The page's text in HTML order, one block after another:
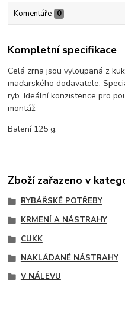
Komentáře 0
Kompletní specifikace
Celá zrna jsou vyloupaná z
maďarského dodavatele.
ryb. Ideální konzistence pro
montáž.
Balení 125 g.
Zboží zařazeno v
RYBÁŘSKÉ POTŘEBY
KRMENÍ A NÁSTRAHY
CUKK
NAKLÁDANÉ NÁSTRAHY
V NÁLEVU